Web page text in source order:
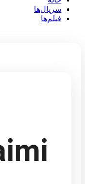
سریال‌ها
فیلم‌ها